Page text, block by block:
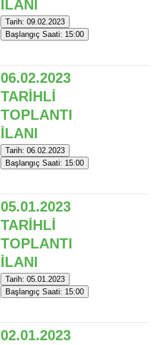
İLANI
Tarih: 09.02.2023
Başlangıç Saati: 15:00
06.02.2023
TARİHLİ
TOPLANTI
İLANI
Tarih: 06.02.2023
Başlangıç Saati: 15:00
05.01.2023
TARİHLİ
TOPLANTI
İLANI
Tarih: 05.01.2023
Başlangıç Saati: 15:00
02.01.2023